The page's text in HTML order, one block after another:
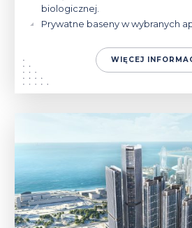
biologicznej.
Prywatne baseny w wybranych
WIĘCEJ